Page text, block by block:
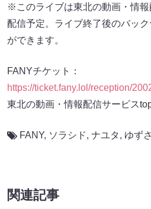
※このライブは東北の動画・情報
配信予定。ライブ終了後のバッ
ができます。
FANYチケット：
https://ticket.fany.lol/reception/
東北の動画・情報配信サービス
FANY, ソラシド, ナユタ , ゆず
関連記事